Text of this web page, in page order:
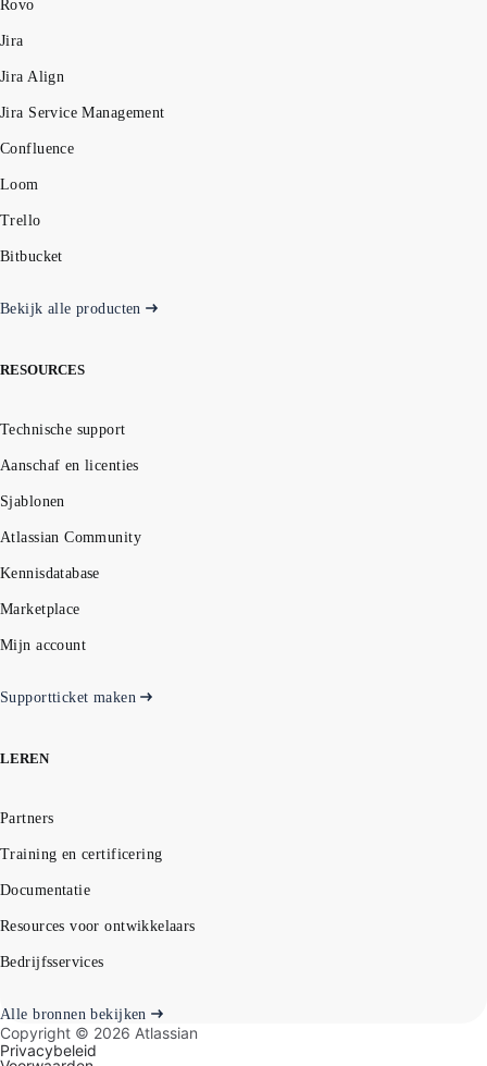
Rovo
Jira
Jira Align
Jira Service Management
Confluence
Loom
Trello
Bitbucket
Bekijk alle producten
RESOURCES
Technische support
Aanschaf en licenties
Sjablonen
Atlassian Community
Kennisdatabase
Marketplace
Mijn account
Supportticket maken
LEREN
Partners
Training en certificering
Documentatie
Resources voor ontwikkelaars
Bedrijfsservices
Alle bronnen bekijken
Copyright © 2026 Atlassian
Privacybeleid